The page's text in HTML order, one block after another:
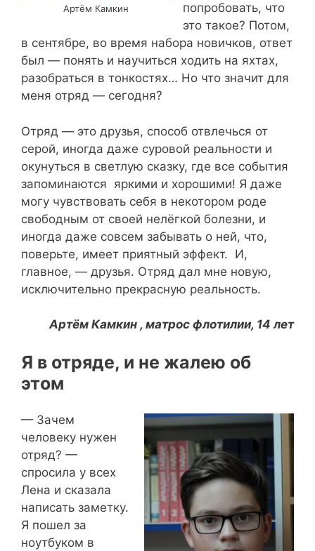
Артём Камкин
попробовать, что
это такое? Потом,
в сентябре, во время набора новичков, ответ
был — понять и научиться ходить на яхтах,
разобраться в тонкостях… Но что значит для
меня отряд — сегодня?
Отряд — это друзья, способ отвлечься от
серой, иногда даже суровой реальности и
окунуться в светлую сказку, где все события
запоминаются яркими и хорошими! Я даже
могу чувствовать себя в некотором роде
свободным от своей нелёгкой болезни, и
иногда даже совсем забывать о ней, что,
поверьте, имеет приятный эффект. И,
главное, — друзья. Отряд дал мне новую,
исключительно прекрасную реальность.
Артём Камкин , матрос флотилии, 14 лет
Я в отряде, и не жалею об
этом
— Зачем
человеку нужен
отряд? —
спросила у всех
Лена и сказала
написать заметку.
Я пошел за
ноутбуком в